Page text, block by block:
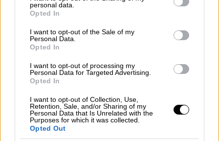
grant or deny consent to Google and its third-party tags to
use your data for below specified purposes in below Google
consent section.
personal data.
Opted In
I want to opt-out of the Sale of my
Personal Data.
Opted In
I want to opt-out of processing my
Personal Data for Targeted Advertising.
Opted In
I want to opt-out of Collection, Use,
Retention, Sale, and/or Sharing of my
Personal Data that Is Unrelated with the
Purposes for which it was collected.
Opted Out
κυβέρνησης και του πρωθυπουργού στο
αυριανό διάγγελμά του για την επιστροφή
στη νέα πραγματικότητα, προκειμένου να
υπάρξουν και πιο ειδικές που αφορούν την
Το δεδομένο είναι ότι προτεραιότητα θα
υφυπουργός τόνισε ότι παρά το γεγονός ότι
δεν υπάρχει ακριβής ημερομηνία επιστροφής
στα θρανία των